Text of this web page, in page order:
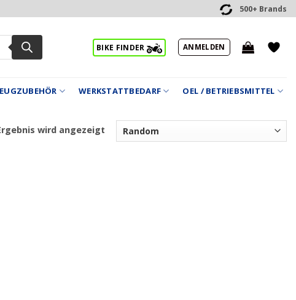
500+ Brands
BIKE FINDER ANMELDEN
WERKSTATTBEDARF OEL / BETRIEBSMITTEL
wird angezeigt